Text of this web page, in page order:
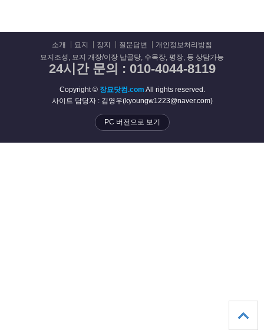
소개 묘지 장지 질문답변
개인정보처리방침
묘지조성, 묘지 개장/이장 납골당, 수목장, 평장, 등 상담가능
24시간 문의 : 010-4044-8119
Copyright © 장묘닷컴.com All rights reserved.
사이트 담당자 : 김영우(kyoungw1223@naver.com)
PC 버전으로 보기